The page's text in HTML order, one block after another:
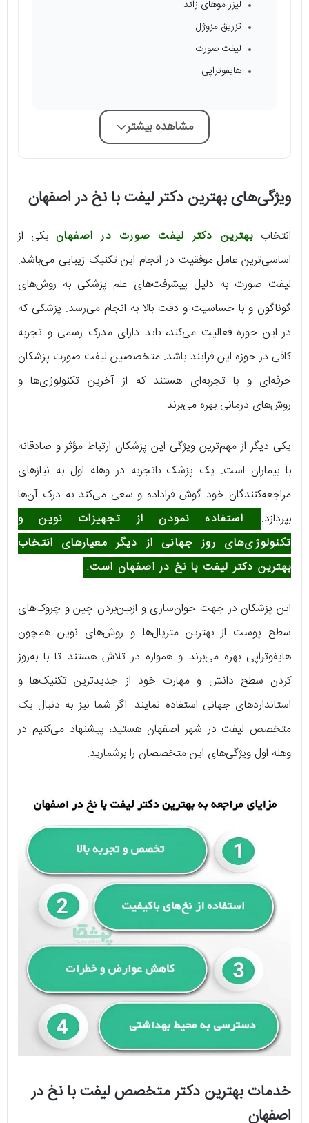
لیزر موهای زائد
تزریق مزوژل
لیفت صورت
هایفوتراپی
مشاهده بیشتر
ویژگی‌های بهترین دکتر لیفت با نخ در اصفهان
انتخاب بهترین دکتر لیفت صورت در اصفهانیکی از
اساسی‌ترین عامل موفقیت در انجام این تکنیک زیبایی می‌باشد.
لیفت صورت به دلیل پیشرفت‌های علم پزشکی به روش‌های
گوناگون و با حساسیت و دقت بالا به انجام می‌رسد. پزشکی که
در این حوزه فعالیت می‌کند، باید دارای مدرک رسمی و تجربه
کافی در حوزه این فرایند باشد. متخصصین لیفت صورت پزشکان
حرفه‌ای و با تجربه‌ای هستند که از آخرین تکنولوژی‌ها و
روش‌های درمانی بهره می‌برند.
یکی دیگر از مهم‌ترین ویژگی این پزشکان ارتباط مؤثر و صادقانه
با بیماران است. یک پزشک باتجربه در وهله اول به نیازهای
مراجعه‌کنندگان خود گوش فراداده و سعی می‌کند به درک آن‌ها
بپردازد.
استفاده نمودن از تجهیزات نوین و
تکنولوژی‌های روز جهانی از دیگر معیارهای انتخاب
بهترین دکتر لیفت با نخ در اصفهان است.
این پزشکان در جهت جوان‌سازی و ازبین‌بردن چین و چروک‌های
سطح پوست از بهترین متریال‌ها و روش‌های نوین همچون
هایفوتراپی بهره می‌برند و همواره در تلاش هستند تا با به‌روز
کردن سطح دانش و مهارت خود از جدیدترین تکنیک‌ها و
استانداردهای جهانی استفاده نمایند. اگر شما نیز به دنبال یک
متخصص لیفت در شهر اصفهان هستید، پیشنهاد می‌کنیم در
وهله اول ویژگی‌های این متخصصان را برشمارید.
خدمات بهترین دکتر متخصص لیفت با نخ در
اصفهان